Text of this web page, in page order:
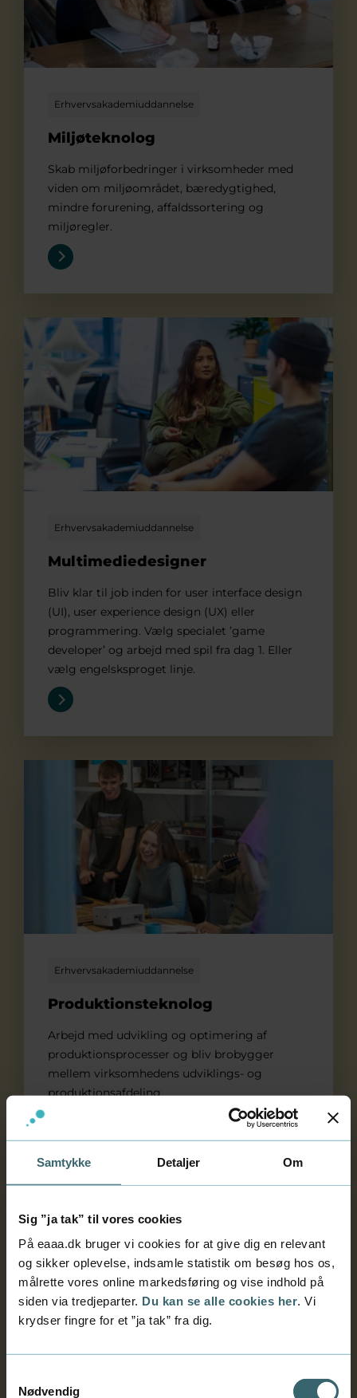
Samtykke Detaljer Om
Sig ”ja tak” til vores cookies
På eaaa.dk bruger vi cookies for at give dig en relevant
og sikker oplevelse, indsamle statistik om besøg hos os,
målrette vores online markedsføring og vise indhold på
siden via tredjeparter. Du kan se alle cookies her. Vi
krydser fingre for et ”ja tak” fra dig.
Nødvendig
Erhvervsakademiuddannelse
Miljøteknolog
Skab miljøforbedringer i virksomheder med
viden om miljøområdet, bæredygtighed,
mindre forurening, affaldssortering og
miljøregler.
Erhvervsakademiuddannelse
Multimediedesigner
Bliv klar til job inden for user interface design
(UI), user experience design (UX) eller
programmering. Vælg specialet ’game
developer’ og arbejd med spil fra dag 1. Eller
vælg engelsksproget linje.
Multimediedesigner
Erhvervsakademiuddannelse
Produktionsteknolog
Arbejd med udvikling og optimering af
produktionsprocesser og bliv brobygger
mellem virksomhedens udviklings- og
produktionsafdeling.
Produktionsteknolog
Erhvervsakademiuddannelse